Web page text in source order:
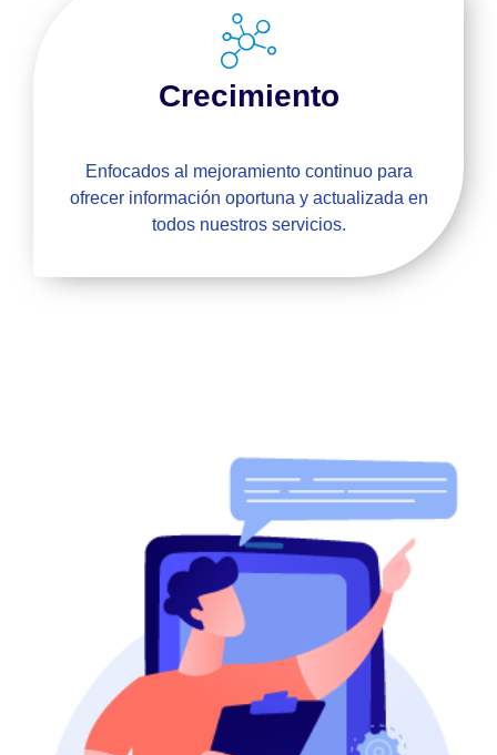
Crecimiento
Enfocados al mejoramiento continuo para
ofrecer información oportuna y actualizada en
todos nuestros servicios.